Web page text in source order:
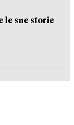
le sue storie